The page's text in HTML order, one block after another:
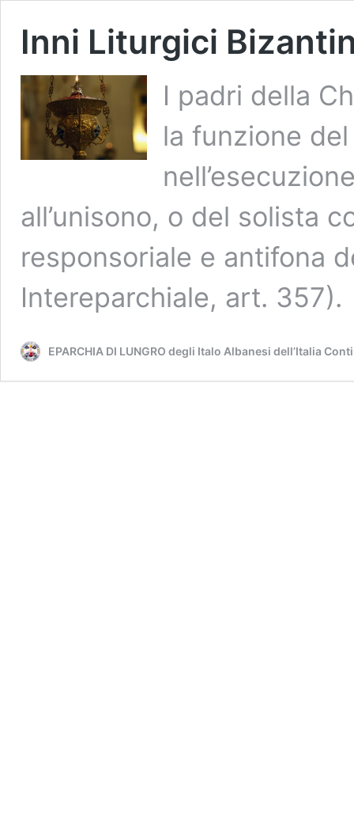
Inni Liturgici
I padri della
la funzione
all’unisono, o del solista
responsoriale e antifona
Intereparchiale, art.
EPARCHIA DI LUNGRO degli Italo Albanesi dell’Italia